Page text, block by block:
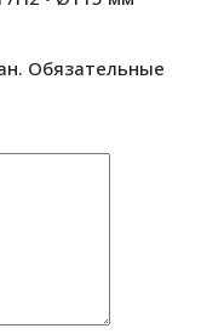
Обязательные